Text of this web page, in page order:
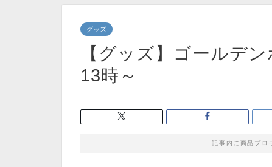
グッズ
【グッズ】ゴールデ
13時～
記事内に商品プロ